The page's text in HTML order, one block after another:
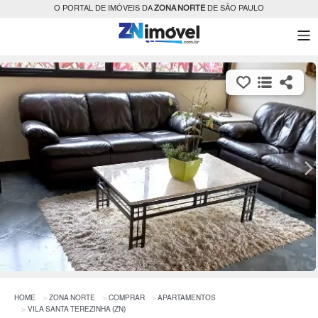
O PORTAL DE IMÓVEIS DAZONA NORTEDE SÃO PAULO
HOME ZONA NORTE COMPRAR
APARTAMENTOS
VILA SANTA TEREZINHA (ZN)